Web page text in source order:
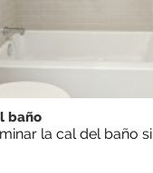
baño
la cal del baño